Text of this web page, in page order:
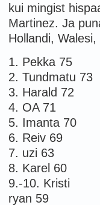
kui mingist
Martinez. Ja
Hollandi,
1. Pekka 75
2. Tundmatu 73
3. Harald 72
4. OA 71
5. Imanta 70
6. Reiv 69
7. uzi 63
8. Karel 60
9.-10. Kristi
ryan 59